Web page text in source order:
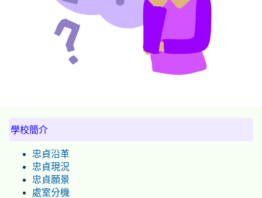
學校簡介
忠貞沿革
忠貞現況
忠貞願景
處室分機